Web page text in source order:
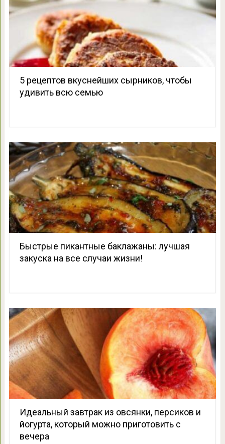
5 рецептов вкуснейших сырников, чтобы
удивить всю семью
Быстрые пикантные баклажаны: лучшая
закуска на все случаи жизни!
Идеальный завтрак из овсянки, персиков и
йогурта, который можно приготовить с
вечера